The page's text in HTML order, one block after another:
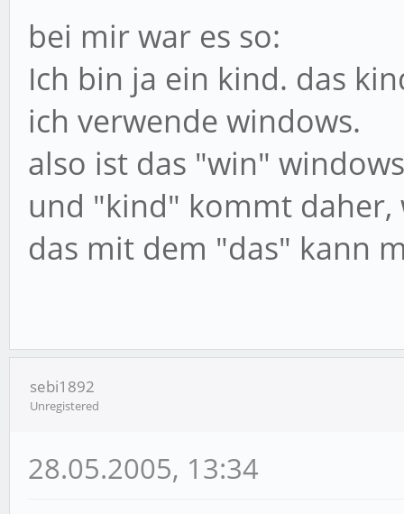
bei mir war es so:
Ich bin ja ein kind. das
ich verwende windows.
also ist das "win"
und "kind" kommt daher,
das mit dem "das" kann
sebi1892
Unregistered
28.05.2005, 13:34